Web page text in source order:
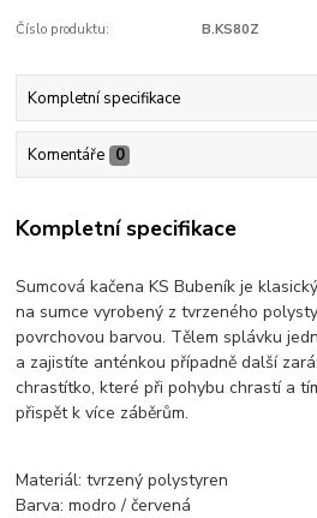
Číslo produktu: B.KS80Z
Kompletní specifikace
Komentáře 0
Kompletní specifikace
Sumcová kačena KS Bubeník je
na sumce vyrobený z tvrzeného
povrchovou barvou. Tělem splávku
a zajistíte anténkou případně další
chrastítko, které při pohybu chrastí a
přispět k více záběrům.
Materiál: tvrzený polystyren
Barva: modro / červená